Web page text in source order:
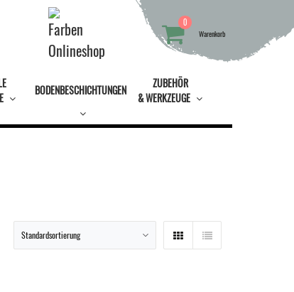
0
Warenkorb
BODENBESCHICHTUNGEN
ZUBEHÖR
& WERKZEUGE